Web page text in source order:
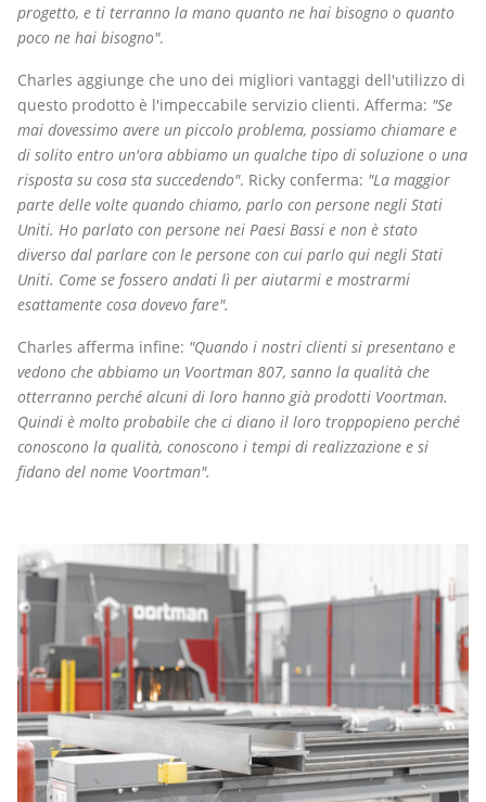
progetto, e ti terranno la mano quanto ne hai bisogno o quanto
poco ne hai bisogno".
Charles aggiunge che uno dei migliori vantaggi dell'utilizzo di
questo prodotto è l'impeccabile servizio clienti. Afferma: "Se
mai dovessimo avere un piccolo problema, possiamo chiamare e
di solito entro un'ora abbiamo un qualche tipo di soluzione o una
risposta su cosa sta succedendo". Ricky conferma: "La maggior
parte delle volte quando chiamo, parlo con persone negli Stati
Uniti. Ho parlato con persone nei Paesi Bassi e non è stato
diverso dal parlare con le persone con cui parlo qui negli Stati
Uniti. Come se fossero andati lì per aiutarmi e mostrarmi
esattamente cosa dovevo fare".
Charles afferma infine: "Quando i nostri clienti si presentano e
vedono che abbiamo un Voortman 807, sanno la qualità che
otterranno perché alcuni di loro hanno già prodotti Voortman.
Quindi è molto probabile che ci diano il loro troppopieno perché
conoscono la qualità, conoscono i tempi di realizzazione e si
fidano del nome Voortman".